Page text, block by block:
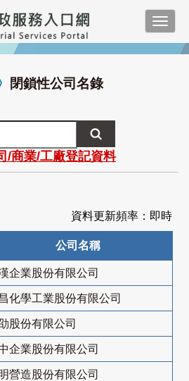
閉鎖性公司名錄
/商業/工廠登記資料
資料更新頻率：即時
公司名稱
企業股份有限公司
化學工業股份有限公司
股份有限公司
企業股份有限公司
營造股份有限公司